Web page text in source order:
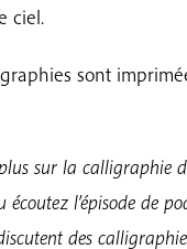
ciel.
sont
sur la calligraphie
écoutez l’épisode de
des